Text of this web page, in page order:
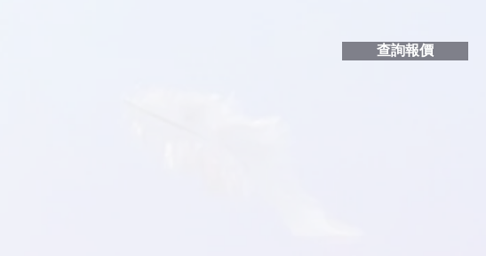
查詢報價